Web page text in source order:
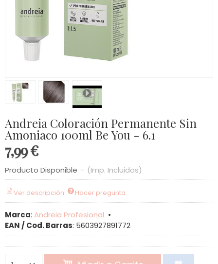
Andreia Coloración Permanente Sin
Amoniaco 100ml Be You - 6.1
7,99 €
Producto Disponible - (Imp. Incluidos)
Ver descripción Hacer pregunta
Marca: Andreia Profesional •
EAN / Cod. Barras: 5603927891772